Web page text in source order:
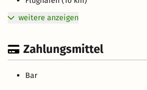
weitere anzeigen
Zahlungsmittel
Bar